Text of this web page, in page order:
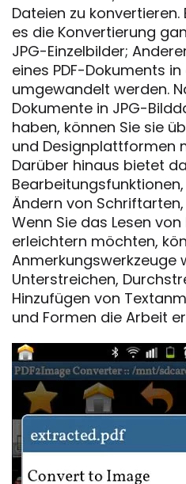
Dateien zu
es die Konvertierung
JPG-Einzelbilder;
eines PDF-Dokuments
umgewandelt werden.
Dokumente in JPG-
haben, können Sie sie
und Designplattformen
Darüber hinaus bietet
Ändern von
Wenn Sie das Lesen von
erleichtern möchten,
Anmerkungswerkzeuge
Unterstreichen,
Hinzufügen von
und Formen die Arbeit